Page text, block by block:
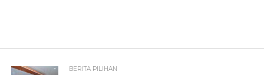
BERITA PILIHAN